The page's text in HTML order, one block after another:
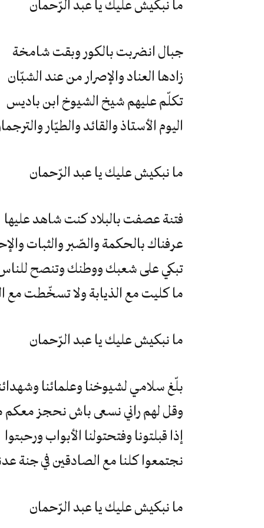
ما نبكيش عليك يا عبد الرّحمان
جبال انضربت بالكور وبقت شامخة
زادها العناد والإصرار من عند الشبّان
تكلّم عليهم شيخ الشيوخ ابن باديس
اليوم الأستاذ والقائد والطيّار
ما نبكيش عليك يا عبد الرّحمان
فتنة عصفت بالبلاد كنت شاهد عليها
عرفناك بالحكمة والصّبر والثبات
تبكي على شعبك ووطنك وتنصح
ما كليت مع الذيابة ولا تسخّطت مع
ما نبكيش عليك يا عبد الرّحمان
بلّغ سلامي لشيوخنا وعلمائنا
وقل لهم راني نسعى باش نحجز معكم
إذا قبلتونا وفتحتولنا الأبواب ورحبتوا
نجتمعوا كلنا مع الصادقين في جنة
ما نبكيش عليك يا عبد الرّحمان